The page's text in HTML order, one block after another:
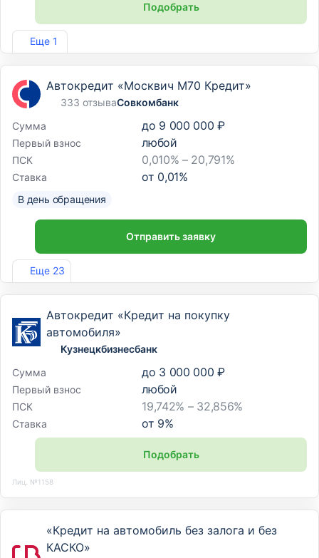
Еще 1
Подобрать
Лиц. №254
Еще 23
Автокредит «Москвич М70 Кредит»
333 отзываСовкомбанк
Сумма
до 9 000 000 ₽
Первый взнос любой
ПСК 0,010% – 20,791%
Ставка от 0,01%
В день обращения
Отправить заявку
Лиц. №963
Автокредит «Кредит на покупку
автомобиля»
Кузнецкбизнесбанк
Сумма
до 3 000 000 ₽
Первый взнос любой
ПСК 19,742% – 32,856%
Ставка от 9%
Подобрать
Лиц. №1158
«Кредит на автомобиль без залога и без
КАСКО»